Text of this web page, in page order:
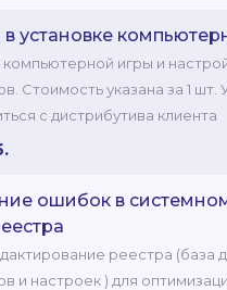
установке
компьютерной игры и
Стоимость указана за 1 шт.
с дистрибутива клиента
ошибок в
реестра (база
и настроек ) для